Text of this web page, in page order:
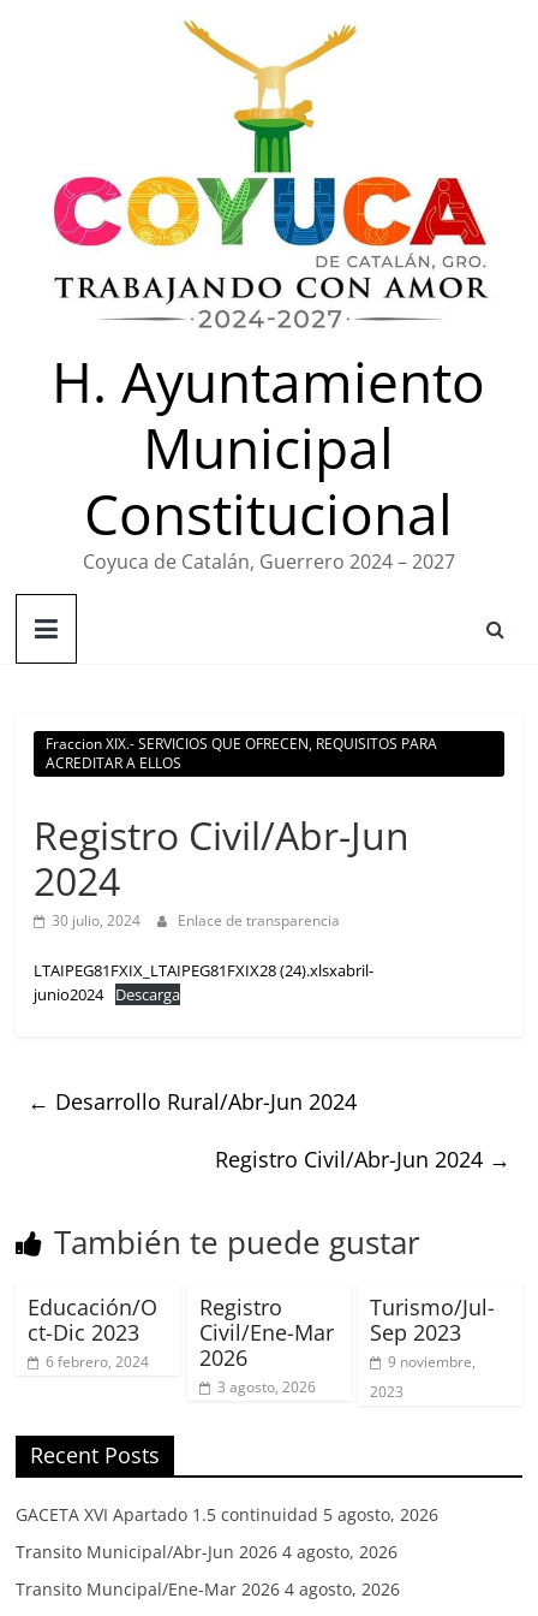
H. Ayuntamiento
Municipal
Constitucional
Coyuca de Catalán, Guerrero 2024 – 2027
Fraccion XIX.- SERVICIOS QUE OFRECEN, REQUISITOS PARA
ACREDITAR A ELLOS
Registro Civil/Abr-Jun
2024
30 julio, 2024 Enlace de transparencia
LTAIPEG81FXIX_LTAIPEG81FXIX28 (24).xlsxabril-
junio2024 Descarga
← Desarrollo Rural/Abr-Jun 2024
Registro Civil/Abr-Jun 2024 →
También te puede gustar
Educación/O
ct-Dic 2023
6 febrero, 2024
Registro
Civil/Ene-Mar
2026
3 agosto, 2026
Turismo/Jul-
Sep 2023
9 noviembre,
2023
Recent Posts
GACETA XVI Apartado 1.5 continuidad 5 agosto, 2026
Transito Municipal/Abr-Jun 2026 4 agosto, 2026
Transito Muncipal/Ene-Mar 2026 4 agosto, 2026